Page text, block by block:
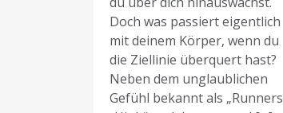
Doch was passiert eigentlich
mit deinem Körper, wenn du
die Ziellinie überquert hast?
Neben dem unglaublichen
Gefühl bekannt als „Runners